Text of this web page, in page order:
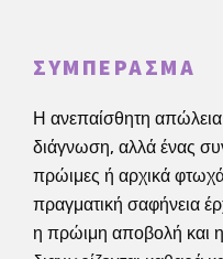
ΣΥΜΠΈΡΑΣΜΑ
Η ανεπαίσθητη απώλεια
διάγνωση, αλλά ένας
πρώιμες ή αρχικά
πραγματική σαφήνεια
η πρώιμη αποβολή